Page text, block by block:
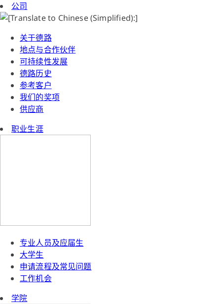
公司
关于德路
地点与合作伙伴
可持续性发展
德路历史
参考客户
我们的奖项
供应商
职业生涯
专业人员及应届生
大学生
申请流程及常见问题
工作机会
学院